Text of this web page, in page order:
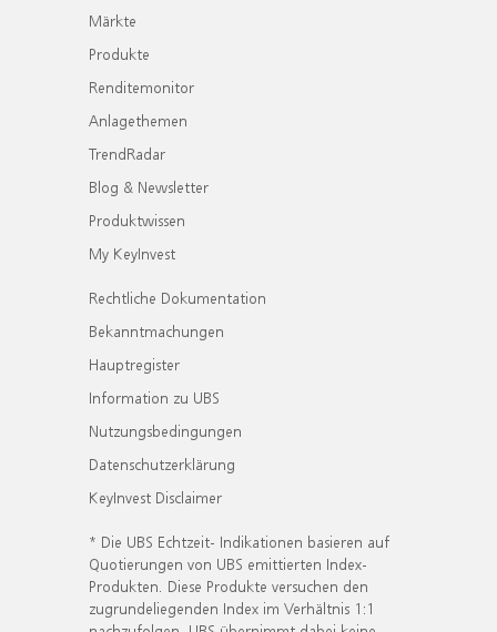
Märkte
Produkte
Renditemonitor
Anlagethemen
TrendRadar
Blog & Newsletter
Produktwissen
My KeyInvest
Rechtliche Dokumentation
Bekanntmachungen
Hauptregister
Information zu UBS
Nutzungsbedingungen
Datenschutzerklärung
KeyInvest Disclaimer
* Die UBS Echtzeit- Indikationen basieren auf
Quotierungen von UBS emittierten Index-
Produkten. Diese Produkte versuchen den
zugrundeliegenden Index im Verhältnis 1:1